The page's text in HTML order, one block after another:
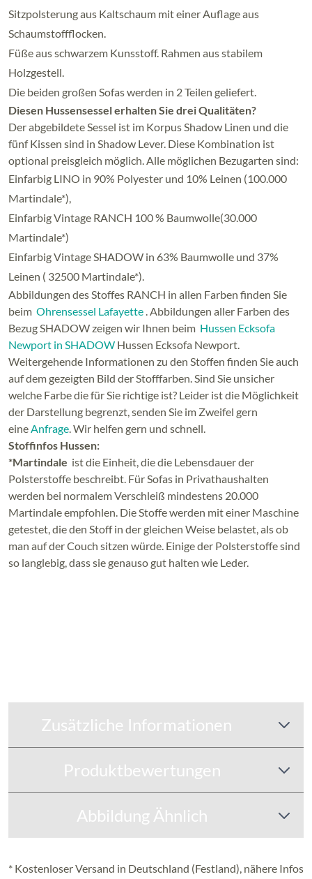
Sitzpolsterung aus Kaltschaum mit einer Auflage aus
Schaumstoffflocken.
Füße aus schwarzem Kunsstoff. Rahmen aus stabilem
Holzgestell.
Die beiden großen Sofas werden in 2 Teilen geliefert.
Diesen Hussensessel erhalten Sie drei Qualitäten?
Der abgebildete Sessel ist im Korpus Shadow Linen und die
fünf Kissen sind in Shadow Lever. Diese Kombination ist
optional preisgleich möglich. Alle möglichen Bezugarten sind:
Einfarbig LINO in 90% Polyester und 10% Leinen (100.000
Martindale*),
Einfarbig Vintage RANCH 100 % Baumwolle(30.000
Martindale*)
Einfarbig Vintage SHADOW in 63% Baumwolle und 37%
Leinen ( 32500 Martindale*).
Abbildungen des Stoffes RANCH in allen Farben finden Sie
beim Ohrensessel Lafayette. Abbildungen aller Farben des
Bezug SHADOW zeigen wir Ihnen beim Hussen Ecksofa
Newport in SHADOW Hussen Ecksofa Newport.
Weitergehende Informationen zu den Stoffen finden Sie auch
auf dem gezeigten Bild der Stofffarben. Sind Sie unsicher
welche Farbe die für Sie richtige ist? Leider ist die Möglichkeit
der Darstellung begrenzt, senden Sie im Zweifel gern
eineAnfrage. Wir helfen gern und schnell.
Stoffinfos Hussen:
*Martindale ist die Einheit, die die Lebensdauer der
Polsterstoffe beschreibt. Für Sofas in Privathaushalten
werden bei normalem Verschleiß mindestens 20.000
Martindale empfohlen. Die Stoffe werden mit einer Maschine
getestet, die den Stoff in der gleichen Weise belastet, als ob
man auf der Couch sitzen würde. Einige der Polsterstoffe sind
so langlebig, dass sie genauso gut halten wie Leder.
Zusätzliche Informationen
Produktbewertungen
Abbildung Ähnlich
* Kostenloser Versand in Deutschland (Festland), nähere Infos